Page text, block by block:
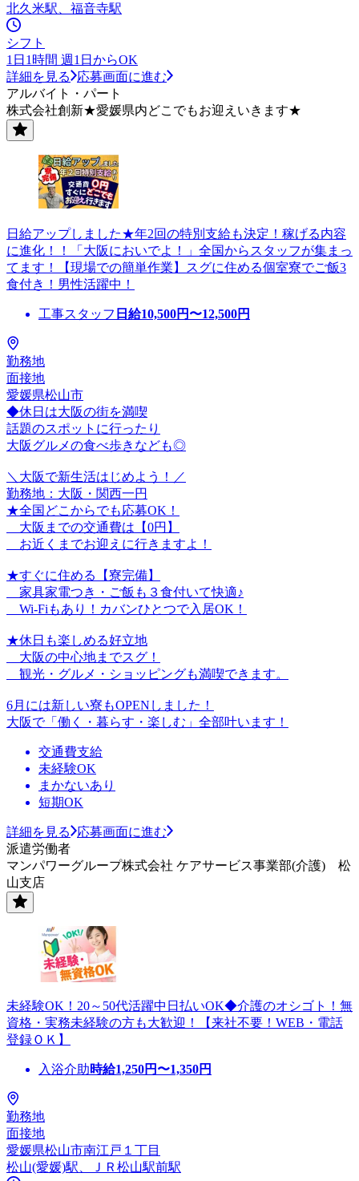
北久米駅、福音寺駅
シフト
1日1時間 週1日からOK
詳細を見る
応募画面に進む
アルバイト・パート
株式会社創新★愛媛県内どこでもお迎えいきます★
日給アップしました★年2回の特別支給も決定！稼げる内容
に進化！！「大阪においでよ！」全国からスタッフが集まっ
てます！【現場での簡単作業】スグに住める個室寮でご飯3
食付き！男性活躍中！
工事スタッフ 日給10,500円〜12,500円
勤務地
面接地
愛媛県松山市
◆休日は大阪の街を満喫
話題のスポットに行ったり
大阪グルメの食べ歩きなども◎
＼大阪で新生活はじめよう！／
勤務地：大阪・関西一円
★全国どこからでも応募OK！
大阪までの交通費は【0円】
お近くまでお迎えに行きますよ！
★すぐに住める【寮完備】
家具家電つき・ご飯も３食付いて快適♪
Wi-Fiもあり！カバンひとつで入居OK！
★休日も楽しめる好立地
大阪の中心地までスグ！
観光・グルメ・ショッピングも満喫できます。
6月には新しい寮もOPENしました！
大阪で「働く・暮らす・楽しむ」全部叶います！
交通費支給
未経験OK
まかないあり
短期OK
詳細を見る
応募画面に進む
派遣労働者
マンパワーグループ株式会社 ケアサービス事業部(介護) 松
山支店
未経験OK！20～50代活躍中日払いOK◆介護のオシゴト！無
資格・実務未経験の方も大歓迎！【来社不要！WEB・電話
登録ＯＫ】
入浴介助時給1,250円〜1,350円
勤務地
面接地
愛媛県松山市南江戸１丁目
松山(愛媛)駅、ＪＲ松山駅前駅